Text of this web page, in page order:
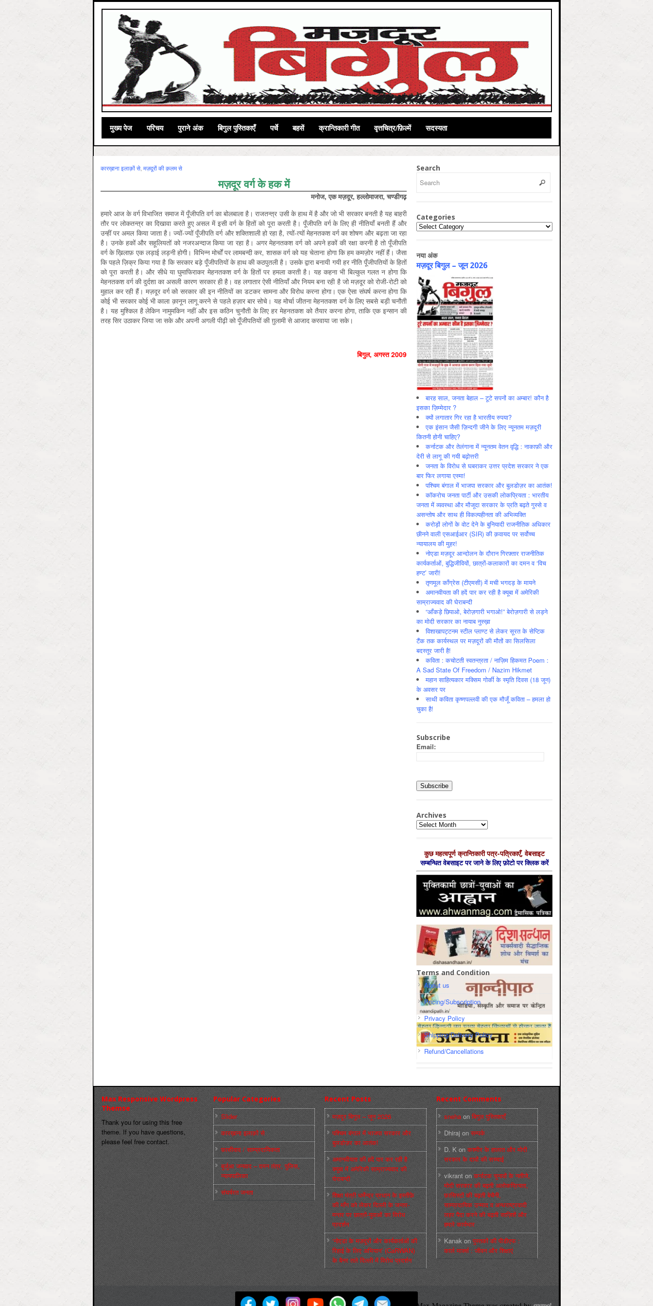
मुख्‍य पेज परिचय पुराने अंक बिगुल पुस्तिकाएँ पर्चे बहसें क्रान्तिकारी गीत वृत्तचित्र/फ़िल्में सदस्यता
कारख़ाना इलाक़ों से, मज़दूरों की क़लम से
मज़दूर वर्ग के हक में
मनोज, एक मज़दूर, हल्लोमाजरा, चण्डीगढ़़
हमारे आज के वर्ग विभाजित समाज में पूँजीपति वर्ग का बोलबाला है। राजतन्त्र उसी के हाथ में है और जो भी सरकार बनती है यह बाहरी
तौर पर लोकतन्त्र का दिखावा करते हुए असल में इसी वर्ग के हितों को पूरा करती है। पूँजीपति वर्ग के लिए ही नीतियाँ बनती हैं और
उन्हीं पर अमल किया जाता है। ज्यों-ज्यों पूँजीपति वर्ग और शक्तिशाली हो रहा है, त्यों-त्यों मेहनतकश वर्ग का शोषण और बढ़ता जा रहा
है। उनके हकों और सहूलियतों को नजरअन्दाज किया जा रहा है। अगर मेहनतकश वर्ग को अपने हकों की रक्षा करनी है तो पूँजीपति
वर्ग के ख़िलाफ़ एक लड़ाई लड़नी होगी। विभिन्न मोर्चों पर लामबन्दी कर, शासक वर्ग को यह चेताना होगा कि हम कमज़ोर नहीं हैं। जैसा
कि पहले ज़िक्र किया गया है कि सरकार बड़े पूँजीपतियों के हाथ की कठपुतली है। उसके द्वारा बनायी गयी हर नीति पूँजीपतियों के हितों
को पूरा करती है। और सीधे या घुमाफिराकर मेहनतकश वर्ग के हितों पर हमला करती है। यह कहना भी बिल्कुल गलत न होगा कि
मेहनतकश वर्ग की दुर्दशा का असली कारण सरकार ही है। वह लगातार ऐसी नीतियाँ और नियम बना रही है जो मज़दूर को रोजी-रोटी को
मुहाल कर रही हैं। मज़दूर वर्ग को सरकार की इन नीतियों का डटकर सामना और विरोध करना होगा। एक ऐसा संघर्ष करना होगा कि
कोई भी सरकार कोई भी काला क़ानून लागू करने से पहले हज़ार बार सोचे। यह मोर्चा जीतना मेहनतकश वर्ग के लिए सबसे बड़ी चनौती
है। यह मुश्किल है लेकिन नामुमकिन नहीं और इस कठिन चुनौती के लिए हर मेहनतकश को तैयार करना होगा, ताकि एक इन्सान की
तरह सिर उठाकर जिया जा सके और अपनी अगली पीढ़ी को पूँजीपतियों की ग़ुलामी से आजाद करवाया जा सके।
बिगुल, अगस्‍त 2009
Search
Categories
Categories
नया अंक
मज़दूर बिगुल – जून 2026
बारह साल, जनता बेहाल – टूटे सपनों का अम्बार! कौन है
इसका ज़िम्मेदार ?
क्यों लगातार गिर रहा है भारतीय रुपया?
एक इंसान जैसी ज़िन्दगी जीने के लिए न्यूनतम मज़दूरी
कितनी होनी चाहिए?
कर्नाटक और तेलंगाना में न्यूनतम वेतन वृद्धि : नाकाफ़ी और
देरी से लागू की गयी बढ़ोत्तरी
जनता के विरोध से घबराकर उत्तर प्रदेश सरकार ने एक
बार फिर लगाया एस्मा!
पश्चिम बंगाल में भाजपा सरकार और बुलडोज़र का आतंक!
कॉकरोच जनता पार्टी और उसकी लोकप्रियता : भारतीय
जनता में व्‍यवस्‍था और मौजूदा सरकार के प्रति बढ़ते गुस्‍से व
असन्‍तोष और साथ ही विकल्‍पहीनता की अभिव्‍यक्ति
करोड़ों लोगों के वोट देने के बुनियादी राजनीतिक अधिकार
छीनने वाली एसआईआर (SIR) की क़वायद पर सर्वोच्च
न्यायालय की मुहर!
नोएडा मज़दूर आन्दोलन के दौरान गिरफ़्तार राजनीतिक
कार्यकर्ताओं, बुद्धिजीवियों, छात्रों-कलाकारों का दमन व ‘विच
हण्ट’ जारी!
तृणमूल काँग्रेस (टीएमसी) में मची भगदड़ के मायने
अमानवीयता की हदें पार कर रही है क्यूबा में अमेरिकी
साम्राज्यवाद की घेराबन्दी
“आँकड़े छिपाओ, बेरोज़गारी भगाओ!” बेरोज़गारी से लड़ने
का मोदी सरकार का नायाब नुस्ख़ा
विशाखापट्टनम स्टील प्लाण्ट से लेकर सूरत के सेप्टिक
टैंक तक कार्यस्थल पर मज़दूरों की मौतों का सिलसिला
बदस्तूर जारी है!
कविता : कचोटती स्वतन्त्रता / नाज़िम हिकमत Poem :
A Sad State Of Freedom / Nazim Hikmet
महान साहित्यकार मक्सिम गोर्की के स्मृति दिवस (18 जून)
के अवसर पर
साथी कविता कृष्णपल्लवी की एक मौजूँ कविता – हमला हो
चुका है!
Subscribe
Email:
Archives
Archives
कुछ महत्‍वपूर्ण क्रान्तिकारी पत्र-पत्रिकाएँ, वेबसाइट
सम्‍बन्धित वेबसाइट पर जाने के लिए फ़ोटो पर क्लिक करें
Terms and Condition
About us
Pricing/Subscription
Privacy Policy
Shipping/Delivery Policy
Refund/Cancellations
Max Responsive Wordpress
Themse
Thank you for using this free
theme. If you have questions,
please feel free contact.
Popular Categories
Slider
कारख़ाना इलाक़ों से
फ़ासीवाद / साम्‍प्रदायिकता
बुर्जुआ जनवाद – दमन तंत्र, पुलिस,
न्‍यायपालिका
संघर्षरत जनता
Recent Posts
मज़दूर बिगुल – जून 2026
पश्चिम बंगाल में भाजपा सरकार और
बुलडोज़र का आतंक!
अमानवीयता की हदें पार कर रही है
क्यूबा में अमेरिकी साम्राज्यवाद की
घेराबन्दी
शिक्षा मंत्री धर्मेन्द्र प्रधान के इस्तीफ़े
की माँग को लेकर दिल्ली के जन्तर-
मन्तर पर छात्रों-युवाओं का विरोध
प्रदर्शन
‘नोएडा के मज़दूरों और कार्यकर्ताओं की
रिहाई के लिए अभियान’ (CaRWAN)
के बैनर तले दिल्ली में विरोध प्रदर्शन
Recent Comments
snehaonबिगुल पुस्तिकाएँ
Dhirajon सम्पर्क
D. Konकश्मीर के हालात और मोदी
सरकार के दावों की सच्चाई
vikrantonकर्नाटक चुनावों के नतीजे,
मोदी सरकार की बढ़ती अलोकप्रियता,
फ़ासिस्टों की बढ़ती बेचैनी,
साम्प्रदायिक उन्माद व अन्धराष्ट्रवादी
लहर पैदा करने की बढ़ती साज़िशें और
हमारे कार्यभार
Kanakonपुस्‍तकों की पीडीएफ :
कार्ल मार्क्‍स : जीवन और शिक्षाएं
मज़दूर बिगुल Powered by
WordPress